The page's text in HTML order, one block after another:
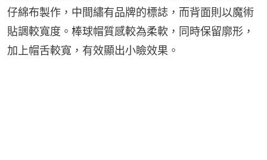
仔綿布製作，中間繡有品牌的標誌，而背面則以魔術
貼調較寬度。棒球帽質感較為柔軟，同時保留廓形，
加上帽舌較寬，有效顯出小瞼效果。